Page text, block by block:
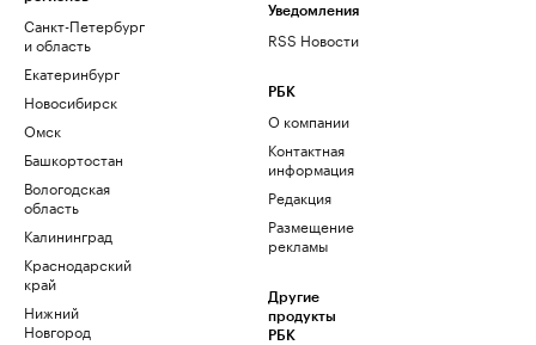
Санкт-Петербург
и область
Екатеринбург
Новосибирск
Омск
Башкортостан
Вологодская
область
Калининград
Краснодарский
край
Нижний
Новгород
Уведомления
RSS Новости
РБК
О компании
Контактная
информация
Редакция
Размещение
рекламы
Другие
продукты
РБК